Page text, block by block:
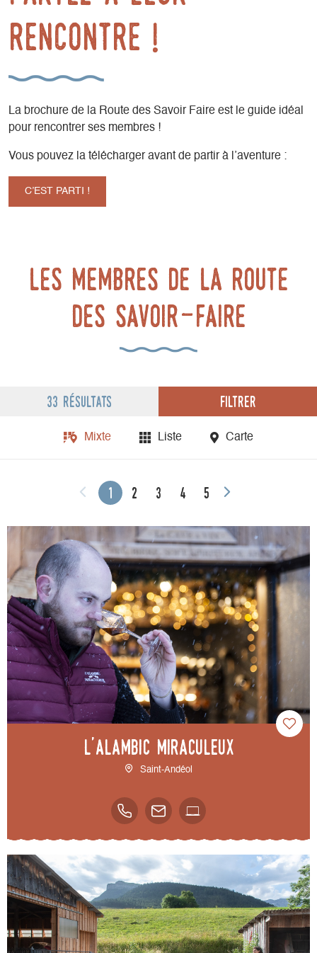
rencontre !
La brochure de la Route des Savoir Faire est le guide idéal
pour rencontrer ses membres !
Vous pouvez la télécharger avant de partir à l’aventure :
C’EST PARTI !
Les membres de la Route
des Savoir-Faire
33 résultats Filtrer
Mixte Liste Carte
1 2 3 4 5
L'Alambic Miraculeux
Saint-Andéol